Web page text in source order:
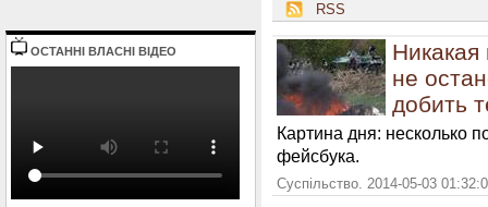
ОСТАННI ВЛАСНI ВIДЕО
RSS
не
добить
Картина дня: несколько
фейсбука.
Суспільство. 2014-05-03